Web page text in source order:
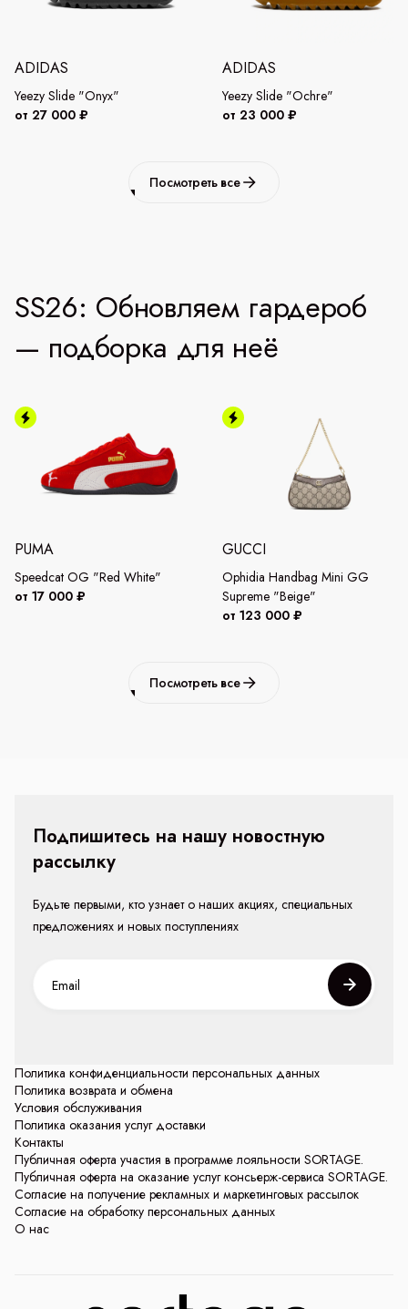
ADIDAS
Yeezy Slide "Onyx"
от 27 000 ₽
ADIDAS
Yeezy Slide "Ochre"
от 23 000 ₽
Посмотреть все
SS26: Обновляем гардероб
— подборка для неё
PUMA
Speedcat OG "Red White"
от 17 000 ₽
GUCCI
Ophidia Handbag Mini GG
Supreme "Beige"
от 123 000 ₽
Посмотреть все
Политика конфиденциальности персональных данных
Политика возврата и обмена
Условия обслуживания
Политика оказания услуг доставки
Контакты
Публичная оферта участия в программе лояльности SORTAGE.
Публичная оферта на оказание услуг консьерж-сервиса SORTAGE.
Согласие на получение рекламных и маркетинговых рассылок
Согласие на обработку персональных данных
О нас
Подпишитесь на нашу новостную
рассылку
Будьте первыми, кто узнает о наших акциях, специальных
предложениях и новых поступлениях